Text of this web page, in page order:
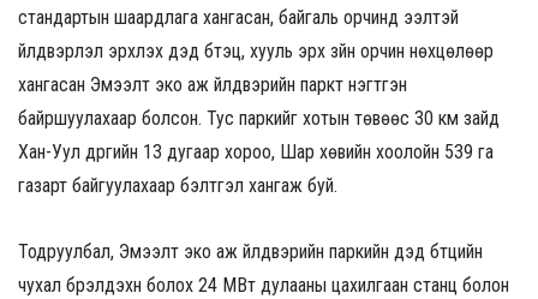
стандартын шаардлага хангасан, байгаль орчинд ээлтэй
үйлдвэрлэл эрхлэх дэд бүтэц, хууль эрх зүйн орчин нөхцөлөөр
хангасан Эмээлт эко аж үйлдвэрийн паркт нэгтгэн
байршуулахаар болсон. Тус паркийг хотын төвөөс 30 км зайд
Хан-Уул дүүргийн 13 дугаар хороо, Шар хөвийн хоолойн 539 га
газарт байгуулахаар бэлтгэл хангаж буй.
Тодруулбал, Эмээлт эко аж үйлдвэрийн паркийн дэд бүтцийн
чухал бүрэлдэхүүн болох 24 МВт дулааны цахилгаан станц болон